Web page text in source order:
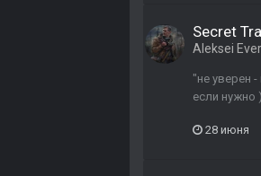
Secret
Aleksei
"не уверен
если нужно
28 июня